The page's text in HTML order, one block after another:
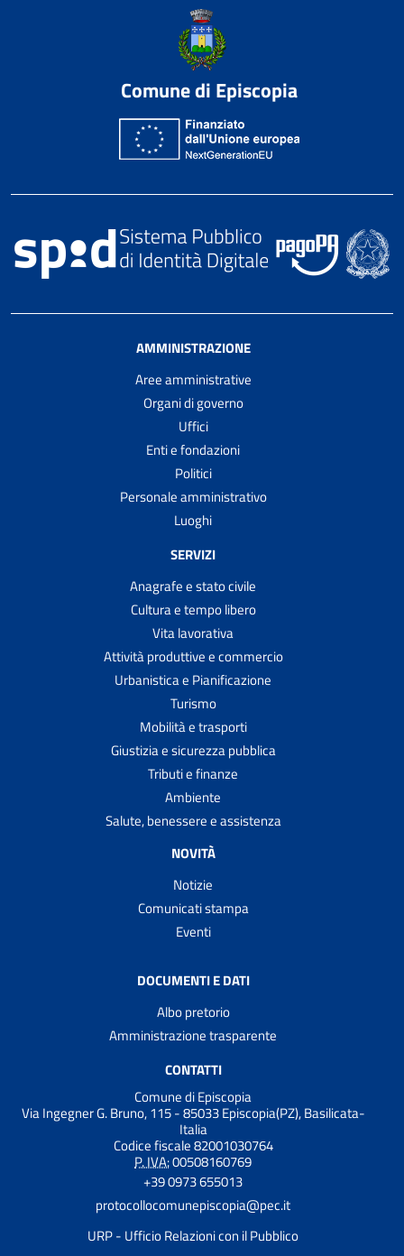
Comune di Episcopia
AMMINISTRAZIONE
Aree amministrative
Organi di governo
Uffici
Enti e fondazioni
Politici
Personale amministrativo
Luoghi
SERVIZI
Anagrafe e stato civile
Cultura e tempo libero
Vita lavorativa
Attività produttive e commercio
Urbanistica e Pianificazione
Turismo
Mobilità e trasporti
Giustizia e sicurezza pubblica
Tributi e finanze
Ambiente
Salute, benessere e assistenza
NOVITÀ
Notizie
Comunicati stampa
Eventi
DOCUMENTI E DATI
Albo pretorio
Amministrazione trasparente
CONTATTI
Comune di Episcopia
Via Ingegner G. Bruno, 115 - 85033 Episcopia(PZ), Basilicata-
Italia
Codice fiscale 82001030764
P. IVA:00508160769
+39 0973 655013
protocollocomunepiscopia@pec.it
URP - Ufficio Relazioni con il Pubblico